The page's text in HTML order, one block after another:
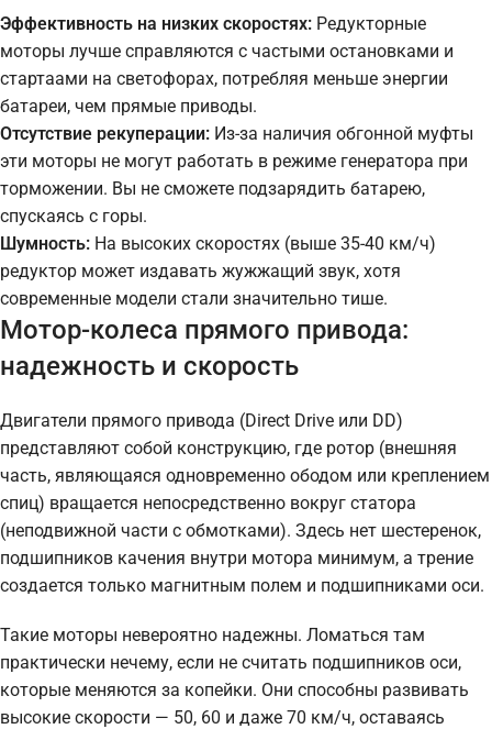
Эффективность на низких скоростях: Редукторные
моторы лучше справляются с частыми остановками и
стартаами на светофорах, потребляя меньше энергии
батареи, чем прямые приводы.
Отсутствие рекуперации: Из-за наличия обгонной муфты
эти моторы не могут работать в режиме генератора при
торможении. Вы не сможете подзарядить батарею,
спускаясь с горы.
Шумность: На высоких скоростях (выше 35-40 км/ч)
редуктор может издавать жужжащий звук, хотя
современные модели стали значительно тише.
Мотор-колеса прямого привода:
надежность и скорость
Двигатели прямого привода (Direct Drive или DD)
представляют собой конструкцию, где ротор (внешняя
часть, являющаяся одновременно ободом или креплением
спиц) вращается непосредственно вокруг статора
(неподвижной части с обмотками). Здесь нет шестеренок,
подшипников качения внутри мотора минимум, а трение
создается только магнитным полем и подшипниками оси.
Такие моторы невероятно надежны. Ломаться там
практически нечему, если не считать подшипников оси,
которые меняются за копейки. Они способны развивать
высокие скорости — 50, 60 и даже 70 км/ч, оставаясь